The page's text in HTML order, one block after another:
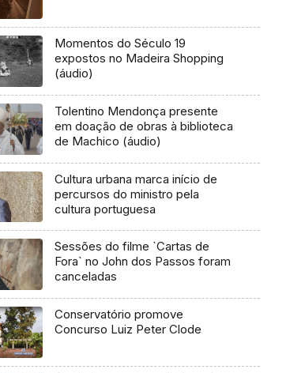
Momentos do Século 19
expostos no Madeira Shopping
(áudio)
Tolentino Mendonça presente
em doação de obras à biblioteca
de Machico (áudio)
Cultura urbana marca início de
percursos do ministro pela
cultura portuguesa
Sessões do filme `Cartas de
Fora` no John dos Passos foram
canceladas
Conservatório promove
Concurso Luiz Peter Clode